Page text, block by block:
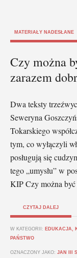
MATERIAŁY NADESŁANE
Czy można
zarazem
Dwa teksty
Seweryna
Tokarskiego
tym, co wyłączyli
posługują się
tego „umysłu” w
KIP Czy można
CZYTAJ DALEJ
W KATEGORII: EDUKACJA,
PAŃSTWO
OZNACZONY JAKO: JAN III